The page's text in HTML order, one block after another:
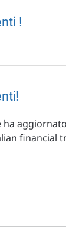
!
ha
financial